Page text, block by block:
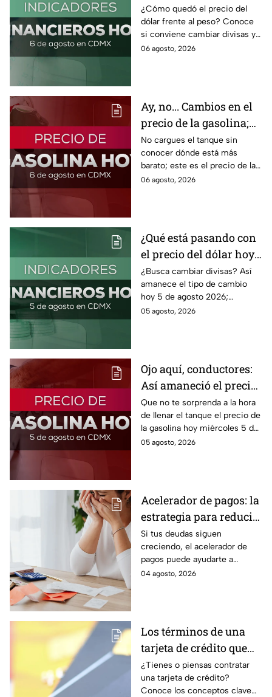
de agosto 2026
¿Cómo quedó el precio del
dólar frente al peso? Conoce
si conviene cambiar divisas y
cómo el flujo en el estrecho de
06 agosto, 2026
Ay, no... Cambios en el
precio de la gasolina;
así quedó HOY
No cargues el tanque sin
conocer dónde está más
barato; este es el precio de la
gasolina para hoy jueves 6 de
06 agosto, 2026
¿Qué está pasando con
el precio del dólar hoy
miércoles 5 de agosto
2026?
¿Busca cambiar divisas? Así
amanece el tipo de cambio
hoy 5 de agosto 2026;
consulta el precio del dólar
05 agosto, 2026
Ojo aquí, conductores:
Así amaneció el precio
de la gasolina HOY
Que no te sorprenda a la hora
de llenar el tanque el precio de
la gasolina hoy miércoles 5 de
agosto 2026; aquí te dejamos
05 agosto, 2026
Acelerador de pagos: la
estrategia para reducir
tus deudas más rápido
y recuperar el control
de tus finanzas
Si tus deudas siguen
creciendo, el acelerador de
pagos puede ayudarte a
ordenar tus finanzas, priorizar
04 agosto, 2026
Los términos de una
tarjeta de crédito que
debes entender para
evitar deudas
¿Tienes o piensas contratar
una tarjeta de crédito?
Conoce los conceptos clave